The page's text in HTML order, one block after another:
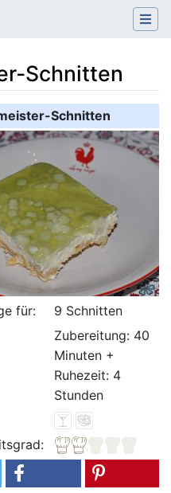
Schnitten
Schnitten
für: 9 Schnitten
Zubereitung: 40
Minuten +
Ruhezeit: 4
Stunden